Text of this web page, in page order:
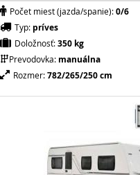
Počet miest (jazda/spanie):0/6
Typ: príves
Doložnosť:350 kg
Prevodovka: manuálna
Rozmer:782/265/250 cm